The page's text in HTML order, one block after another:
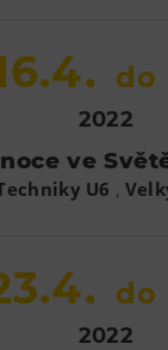
do
2022
ve
U6 ,
do
2022